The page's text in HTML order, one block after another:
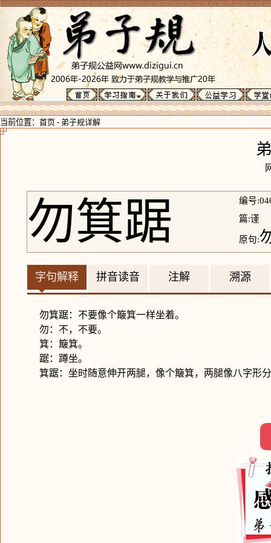
当前位置： 首页 - 弟子规详解
勿箕踞
编号
篇:谨
原句:
字句解释 拼音读音 注解 溯源
勿箕踞：不要像个簸箕一样坐着。
勿：不，不要。
箕：簸箕。
踞：蹲坐。
箕踞：坐时随意伸开两腿，像个簸箕，两腿像八字形